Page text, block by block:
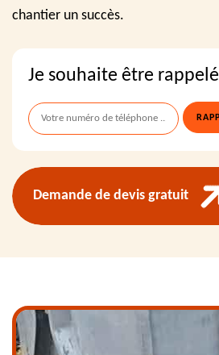
chantier un succès.
Je souhaite être rappelé
Demande de devis gratuit